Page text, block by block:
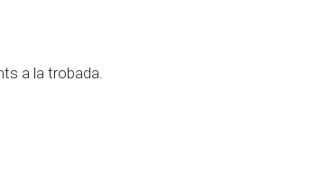
a la trobada.